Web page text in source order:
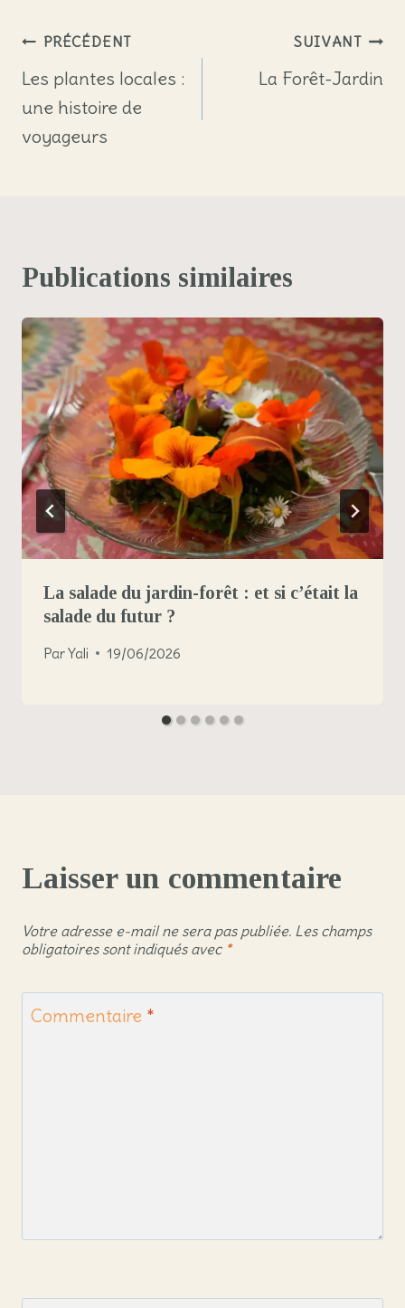
publication :
Navigation
de
l’article
PRÉCÉDENT
Les plantes locales :
une histoire de
voyageurs
SUIVANT
La Forêt-Jardin
Publications similaires
La salade du jardin-forêt : et si c’était la
salade du futur ?
ParYali 19/06/2026
Laisser un commentaire
Votre adresse e-mail ne sera pas publiée. Les champs
obligatoires sont indiqués avec *
Commentaire *